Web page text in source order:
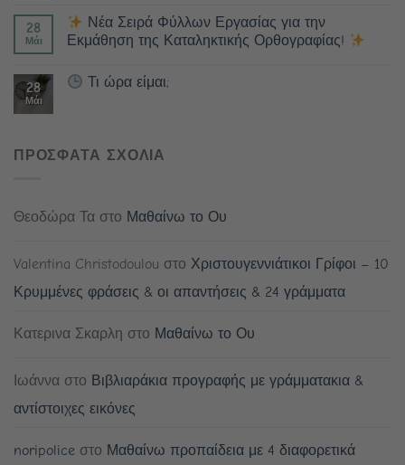
28
Μάι
Νέα Σειρά Φύλλων Εργασίας για την
Εκμάθηση της Καταληκτικής Ορθογραφίας!
28
Μάι
Τι ώρα είμαι;
ΠΡΟΣΦΑΤΑ ΣΧΟΛΙΑ
Θεοδώρα Τα στο Μαθαίνω το Ου
Valentina Christodoulou στο Χριστουγεννιάτικοι Γρίφοι – 10
Κρυμμένες φράσεις & οι απαντήσεις & 24 γράμματα
Κατερινα Σκαρλη στο Μαθαίνω το Ου
Ιωάννα στο Βιβλιαράκια προγραφής με γράμματακια &
αντίστοιχες εικόνες
noripolice στο Μαθαίνω προπαίδεια με 4 διαφορετικά